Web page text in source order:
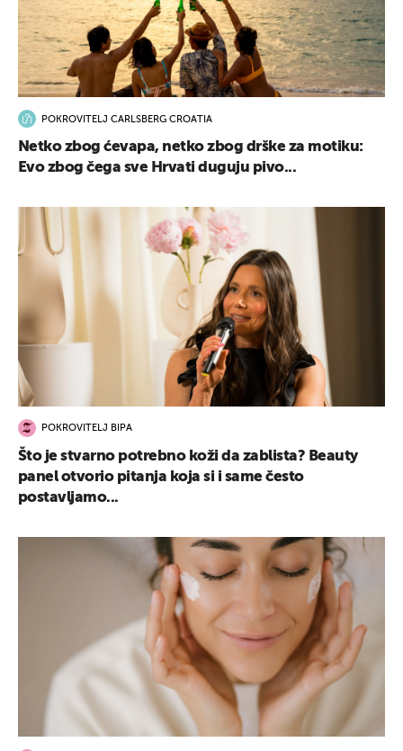
POKROVITELJ CARLSBERG CROATIA
Netko zbog ćevapa, netko zbog drške za motiku:
Evo zbog čega sve Hrvati duguju pivo...
POKROVITELJ BIPA
Što je stvarno potrebno koži da zablista? Beauty
panel otvorio pitanja koja si i same često
postavljamo...
UKLJUČITE NOTIFIKACIJE